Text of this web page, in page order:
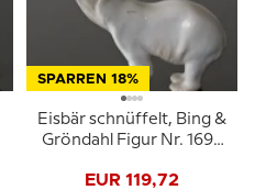
SPARREN 18%
Eisbär schnüffelt, Bing &
Gröndahl Figur Nr. 1692
EUR 119,72